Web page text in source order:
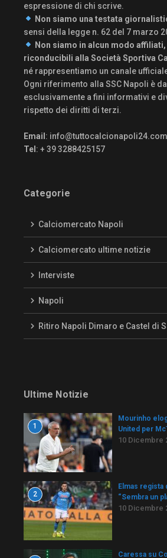
espressione di chi scrive.
Non siamo una testata
sensi della legge n. 62 del 7 marzo
Non siamo in alcun modo
riconducibili alla Società Sportiva
né rappresentiamo un canale
Ogni riferimento alla SSC Napoli è
esclusivamente a fini informativi e
rispetto dei diritti di terzi.
Email : info@tuttocalcionapoli24.com
Tel : + 39 3288425157
Categorie
Calciomercato Napoli
Calciomercato ultime notizie
Interviste
Napoli
Ritiro Napoli Dimaro e Castel di
Ultime Notizie
1
Mourinho
United per
10 Dicembre
2
Elmas regista
“Sembra un
10 Dicembre
Caressa su